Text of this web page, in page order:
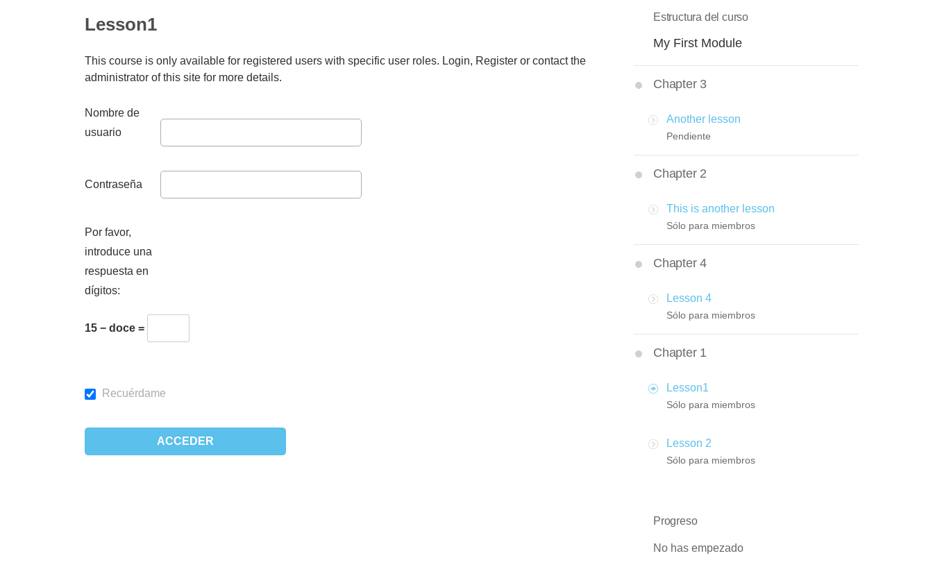
Lesson1
This course is only available for registered users with specific user roles. Login, Register or contact the
administrator of this site for more details.
Nombre de
usuario
Contraseña
Por favor,
introduce una
respuesta en
dígitos:
15 − doce =
Recuérdame
Estructura del curso
My First Module
Chapter 3
Another lesson
Pendiente
Chapter 2
This is another lesson
Sólo para miembros
Chapter 4
Lesson 4
Sólo para miembros
Chapter 1
Lesson1
Sólo para miembros
Lesson 2
Sólo para miembros
Progreso
No has empezado